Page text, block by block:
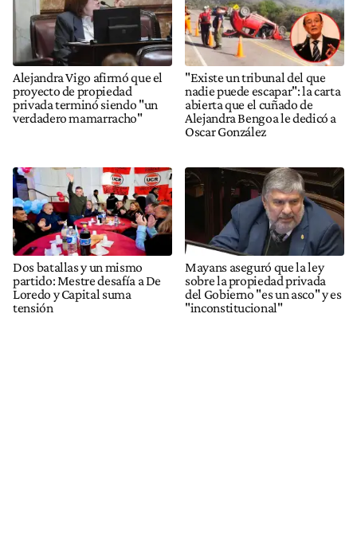
Alejandra Vigo afirmó que el
proyecto de propiedad
privada terminó siendo "un
verdadero mamarracho"
"Existe un tribunal del que
nadie puede escapar": la carta
abierta que el cuñado de
Alejandra Bengoa le dedicó a
Oscar González
Dos batallas y un mismo
partido: Mestre desafía a De
Loredo y Capital suma
tensión
Mayans aseguró que la ley
sobre la propiedad privada
del Gobierno "es un asco" y es
"inconstitucional"